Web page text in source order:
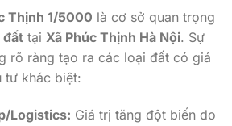
Thịnh 1/5000 là cơ sở quan trọng
đất tại Xã Phúc Thịnh Hà Nội. Sự
rõ ràng tạo ra các loại đất có giá
tư khác biệt:
Logistics: Giá trị tăng đột biến do